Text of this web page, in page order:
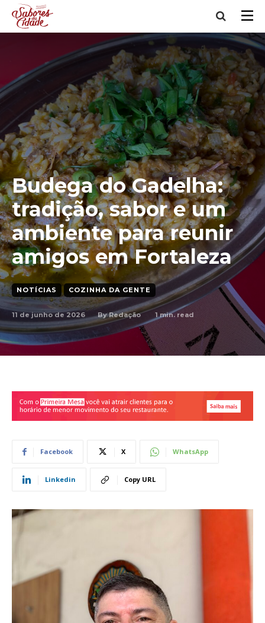
Budega do Gadelha:
tradição, sabor e um
ambiente para reunir
amigos em Fortaleza
NOTÍCIAS COZINHA DA GENTE
11 de junho de 2026 By Redação 1min. read
Facebook X WhatsApp
Linkedin Copy URL